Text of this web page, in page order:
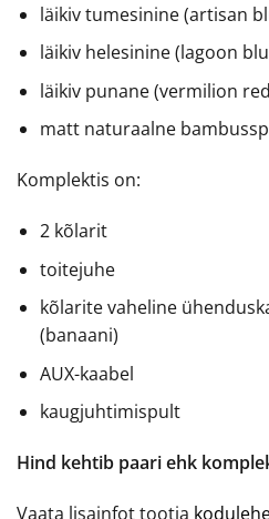
läikiv tumesinine (artisan
läikiv helesinine (lagoon
läikiv punane (vermilion
matt naturaalne
Komplektis on:
2 kõlarit
toitejuhe
kõlarite vaheline
(banaani)
AUX-kaabel
kaugjuhtimispult
Hind kehtib paari ehk
Vaata lisainfot tootja